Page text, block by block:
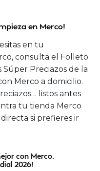
en Merco!
en tu
consulta el Folleto
Preciazos de la
Merco a domicilio.
listos antes
tu tienda Merco
si prefieres ir
con Merco.
2026!